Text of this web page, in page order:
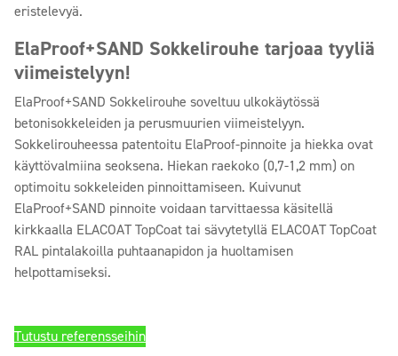
eristelevyä.
ElaProof+SAND Sokkelirouhe tarjoaa tyyliä
viimeistelyyn!
ElaProof+SAND Sokkelirouhe soveltuu ulkokäytössä
betonisokkeleiden ja perusmuurien viimeistelyyn.
Sokkelirouheessa patentoitu ElaProof-pinnoite ja hiekka ovat
käyttövalmiina seoksena. Hiekan raekoko (0,7-1,2 mm) on
optimoitu sokkeleiden pinnoittamiseen. Kuivunut
ElaProof+SAND pinnoite voidaan tarvittaessa käsitellä
kirkkaalla ELACOAT TopCoat tai sävytetyllä ELACOAT TopCoat
RAL pintalakoilla puhtaanapidon ja huoltamisen
helpottamiseksi.
Tutustu referensseihin